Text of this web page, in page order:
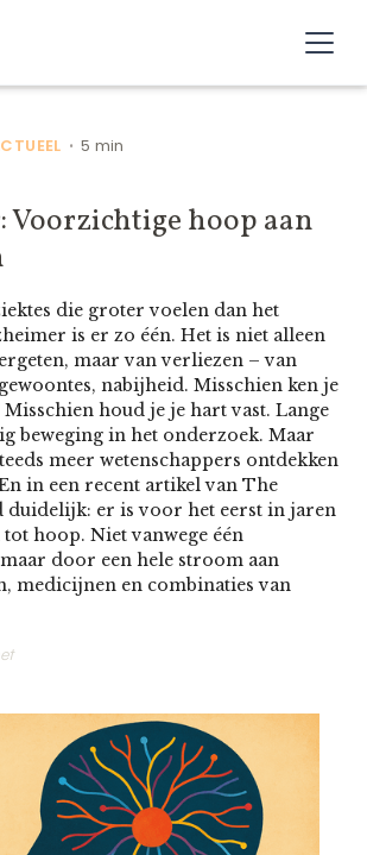
• 5 min
hoop aan
die groter voelen dan het
is er zo één. Het is niet alleen
maar van verliezen – van
nabijheid. Misschien ken je
houd je je hart vast. Lange
beweging in het onderzoek. Maar
meer wetenschappers ontdekken
in een recent artikel van The
duidelijk: er is voor het eerst in jaren
hoop. Niet vanwege één
door een hele stroom aan
medicijnen en combinaties van